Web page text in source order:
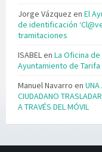
Jorge Vázquez en El
de identificación
tramitaciones
ISABELen La Oficina
Ayuntamiento de
Manuel Navarro en UNA
CIUDADANO
A TRAVÉS DEL MÓVIL